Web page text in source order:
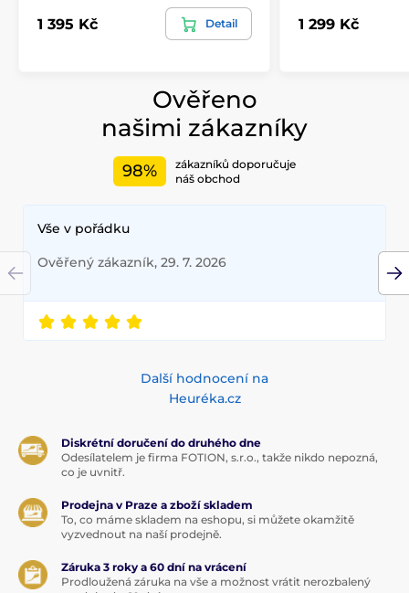
1 395 Kč Detail 1 299 Kč
Ověřeno
našimi zákazníky
98%
zákazníků doporučuje
náš obchod
Vše v pořádku
Ověřený zákazník, 29. 7. 2026
Další hodnocení na
Heuréka.cz
Diskrétní doručení do druhého dne
Odesílatelem je firma FOTION, s.r.o., takže nikdo nepozná,
co je uvnitř.
Prodejna v Praze a zboží skladem
To, co máme skladem na eshopu, si můžete okamžitě
vyzvednout na naší prodejně.
Záruka 3 roky a 60 dní na vrácení
Prodloužená záruka na vše a možnost vrátit nerozbalený